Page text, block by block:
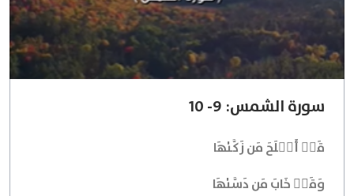
سورة الشمس: 9- 10
قَدۡ أَفۡلَحَ مَن زَكَّىٰهَا
وَقَدۡ خَابَ مَن دَسَّىٰهَا